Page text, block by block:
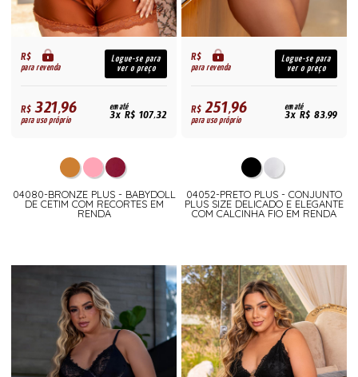
R$
para revenda
Logue-se para
ver o preço
R$321,96
para uso próprio
em até
3x R$ 107,32
04080-BRONZE PLUS - BABYDOLL
DE CETIM COM RECORTES EM
RENDA
R$
para revenda
Logue-se para
ver o preço
R$251,96
para uso próprio
em até
3x R$ 83,99
04052-PRETO PLUS - CONJUNTO
PLUS SIZE DELICADO E ELEGANTE
COM CALCINHA FIO EM RENDA